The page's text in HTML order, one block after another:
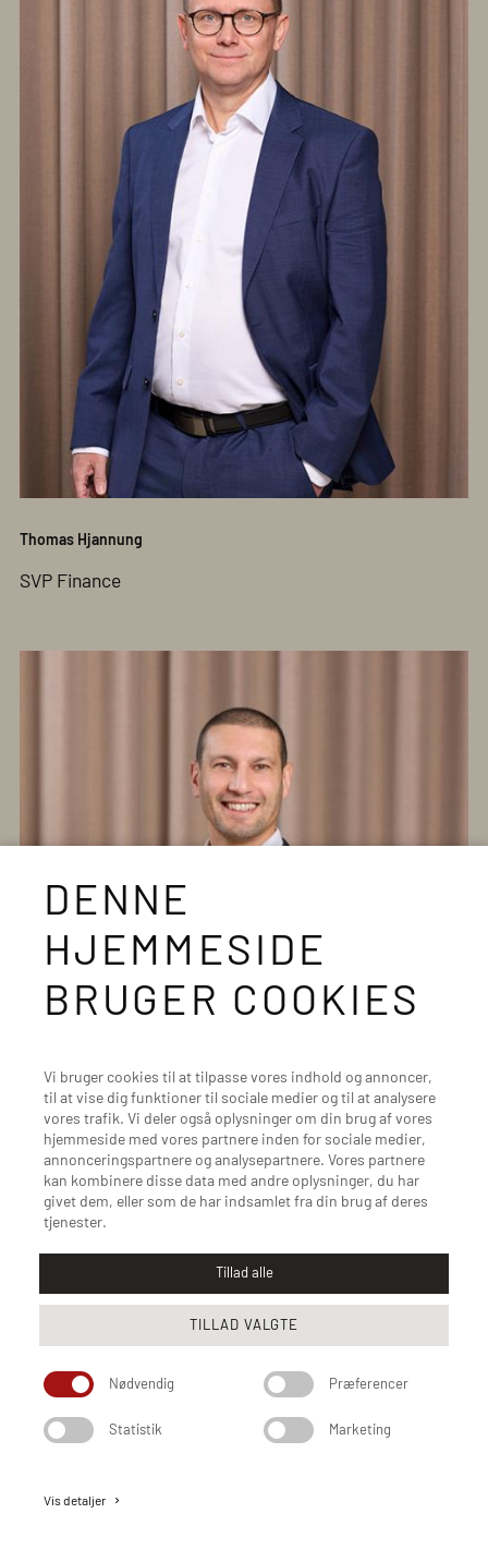
DENNE
HJEMMESIDE
BRUGER COOKIES
Vi bruger cookies til at tilpasse vores indhold og annoncer,
til at vise dig funktioner til sociale medier og til at analysere
vores trafik. Vi deler også oplysninger om din brug af vores
hjemmeside med vores partnere inden for sociale medier,
annonceringspartnere og analysepartnere. Vores partnere
kan kombinere disse data med andre oplysninger, du har
givet dem, eller som de har indsamlet fra din brug af deres
tjenester.
TILLAD VALGTE
Tillad alle
Nødvendig Præferencer
Statistik Marketing
Vis detaljer keyboard_arrow_right
Thomas Hjannung
SVP Finance
Said Afandi
SVP Strategy & Transformation